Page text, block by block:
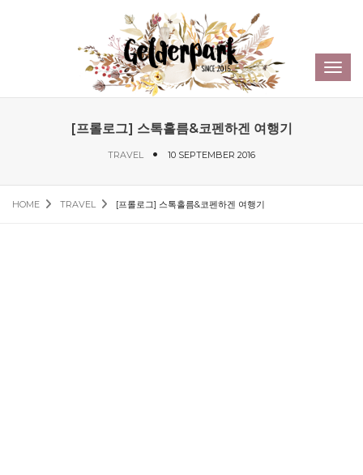
[프롤로그] 스톡홀름&코펜하겐 여행기
TRAVEL 10 SEPTEMBER 2016
HOME TRAVEL [프롤로그] 스톡홀름&코펜하겐 여행기